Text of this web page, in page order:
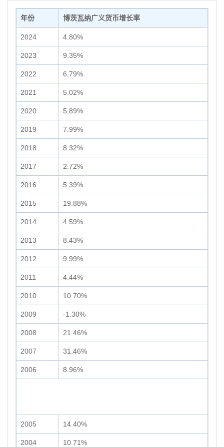
年份 博茨瓦纳广义货币增长率
2024 4.80%
2023 9.35%
2022 6.79%
2021 5.02%
2020 5.89%
2019 7.99%
2018 8.32%
2017 2.72%
2016 5.39%
2015 19.88%
2014 4.59%
2013 8.43%
2012 9.99%
2011 4.44%
2010 10.70%
2009 -1.30%
2008 21.46%
2007 31.46%
2006 8.96%
2005 14.40%
2004 10.71%